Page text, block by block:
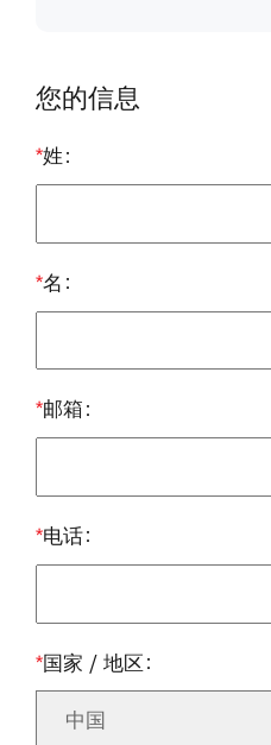
器
咨
华
为
光
伏
网
您的信息
*姓
*名
*邮箱
*电话
*国家 / 地区